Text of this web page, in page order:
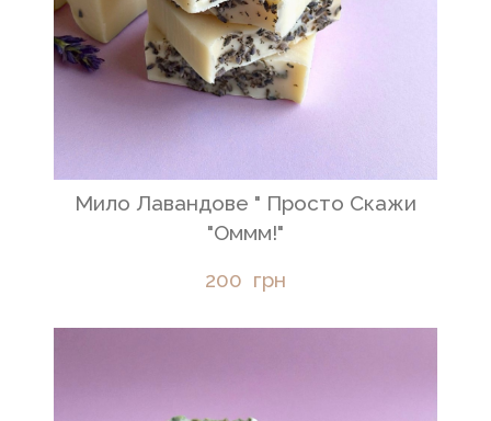
Мило Лавандове " Просто Скажи
"Оммм!"
200  грн